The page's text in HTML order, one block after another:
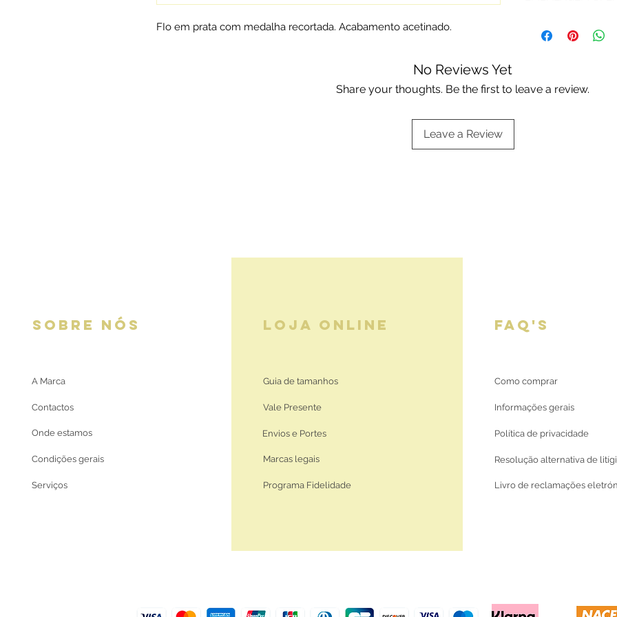
FIo em prata com medalha recortada. Acabamento acetinado.
standard ou da
No Reviews Yet
Share your thoughts. Be the first to leave a review.
Leave a Review
SOBRE NÓS
A Marca
Contactos
Onde estamos
Condições gerais
Serviços
LOJA ONLINE
Guia de tamanhos
Vale Presente
Envios e Portes
Marcas legais
Programa Fidelidade
FAQ'S
Como comprar
Informações gerais
Política de privacidade
Resolução alternativa de
Livro de reclamações